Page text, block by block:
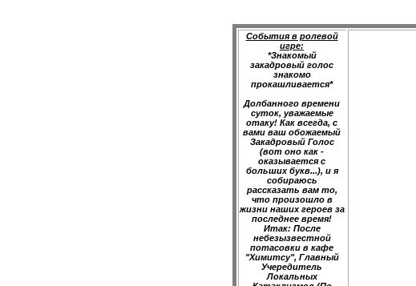
События в ролевой
игре:
*Знакомый
закадровый голос
знакомо
прокашливается*
Долбанного времени
суток, уважаемые
отаку! Как всегда, с
вами ваш обожаемый
Закадровый Голос
(вот оно как -
оказывается с
больших букв...), и я
собираюсь
рассказать вам то,
что произошло в
жизни наших героев за
последнее время!
Итак: После
небезызвестной
потасовки в кафе
"Химитсу", Главный
Учередитель
Локальных